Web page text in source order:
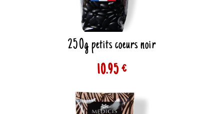
250g petits coeurs noir
10.95 €